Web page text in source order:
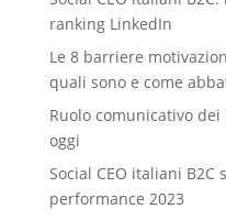
ranking LinkedIn
Le 8 barriere
quali sono e come
Ruolo comunicativo dei
oggi
Social CEO italiani B2C
performance 2023